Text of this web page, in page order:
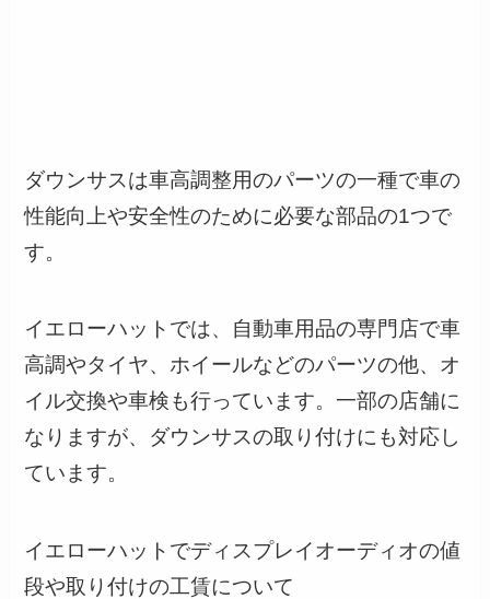
ダウンサスは車高調整用のパーツの一種で車の
性能向上や安全性のために必要な部品の1つで
す。
イエローハットでは、自動車用品の専門店で車
高調やタイヤ、ホイールなどのパーツの他、オ
イル交換や車検も行っています。一部の店舗に
なりますが、ダウンサスの取り付けにも対応し
ています。
イエローハットでディスプレイオーディオの値
段や取り付けの工賃について